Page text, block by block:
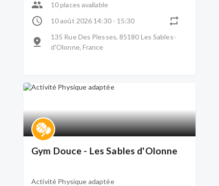
10 places available
10 août 2026 14:30 - 15:30
135 Rue Des Plesses, 85180 Les Sables-
d'Olonne, France
Gym Douce - Les Sables d'Olonne
Activité Physique adaptée